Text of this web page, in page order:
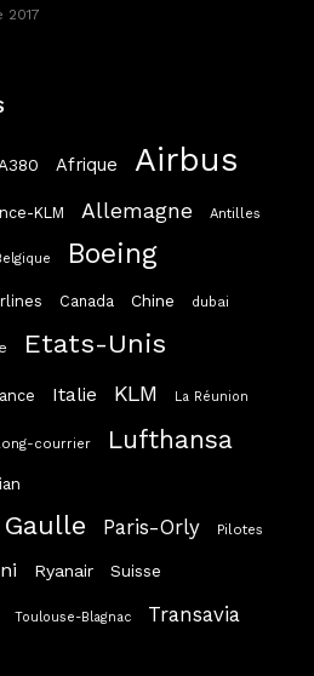
2017
Afrique Airbus
KLM Allemagne Antilles
Boeing
Canada Chine dubai
Etats-Unis
Italie KLM La Réunion
courrier Lufthansa
Paris-Orly Pilotes
Ryanair Suisse
Toulouse-Blagnac Transavia